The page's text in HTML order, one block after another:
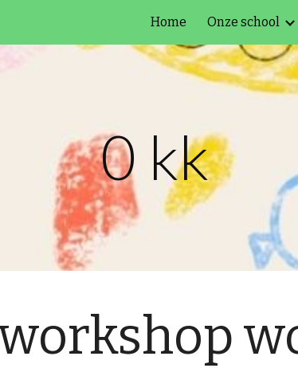
Skip to
Home Onze school
0 kk